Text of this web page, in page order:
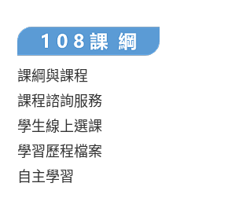
課綱與課程
課程諮詢服務
學生線上選課
學習歷程檔案
自主學習